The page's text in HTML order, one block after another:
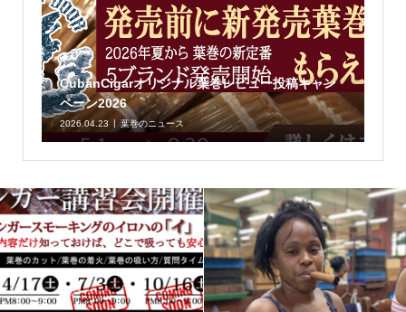
CubanCigarオリジナル葉巻レビュー投稿キャン
ペーン2026
2026.04.23 葉巻のニュース